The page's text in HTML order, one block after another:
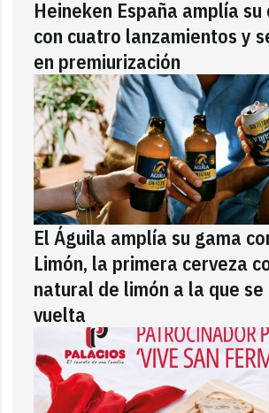
Heineken España amplía
con cuatro lanzamientos y
en premiurización
El Águila amplía su gama
Limón, la primera cerveza
natural de limón a la que
vuelta